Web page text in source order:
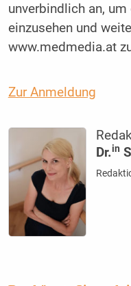
unverbindlich an,
einzusehen und
www.medmedia.at
Zur Anmeldung
Dr.in